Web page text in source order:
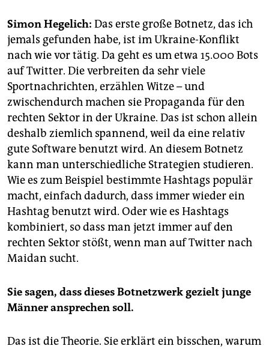
Simon Hegelich: Das erste große Botnetz, das ich
jemals gefunden habe, ist im Ukraine-Konflikt
nach wie vor tätig. Da geht es um etwa 15.000 Bots
auf Twitter. Die verbreiten da sehr viele
Sportnachrichten, erzählen Witze – und
zwischendurch machen sie Propaganda für den
rechten Sektor in der Ukraine. Das ist schon allein
deshalb ziemlich spannend, weil da eine relativ
gute Software benutzt wird. An diesem Botnetz
kann man unterschiedliche Strategien studieren.
Wie es zum Beispiel bestimmte Hashtags populär
macht, einfach dadurch, dass immer wieder ein
Hashtag benutzt wird. Oder wie es Hashtags
kombiniert, so dass man jetzt immer auf den
rechten Sektor stößt, wenn man auf Twitter nach
Maidan sucht.
Sie sagen, dass dieses Botnetzwerk gezielt junge
Männer ansprechen soll.
Das ist die Theorie. Sie erklärt ein bisschen, warum